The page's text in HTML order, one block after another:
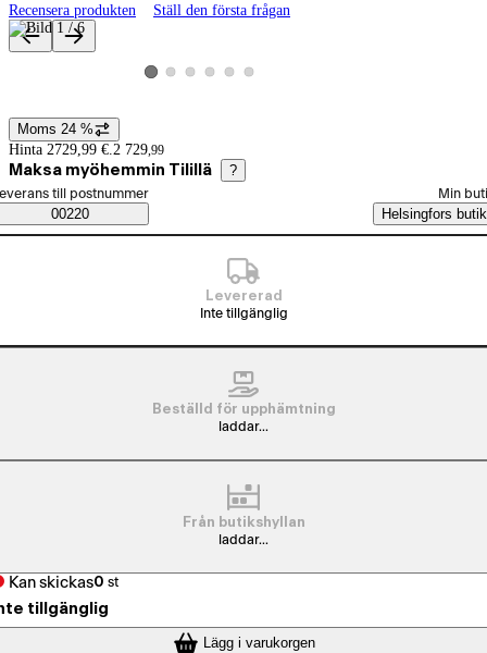
Recensera produkten Ställ den första frågan
Produktbilder och videor
Visa produktbild 1
Visa produktbild 2
Visa produktbild 3
Visa produktbild 4
Visa produktbild 5
Visa produktbild 6
Prisinformation
Moms 24 %
Hinta 2729,99 €. 2 729,99
Maksa myöhemmin Tilillä ?
Saatavuustiedot
beställningssätt
till postnummer
00220
Min
Helsingfors butik
Levererad
Inte tillgänglig
Beställd för upphämtning
laddar...
Från butikshyllan
laddar...
Kan skickas0 st
tillgänglig
Lägg i varukorgen